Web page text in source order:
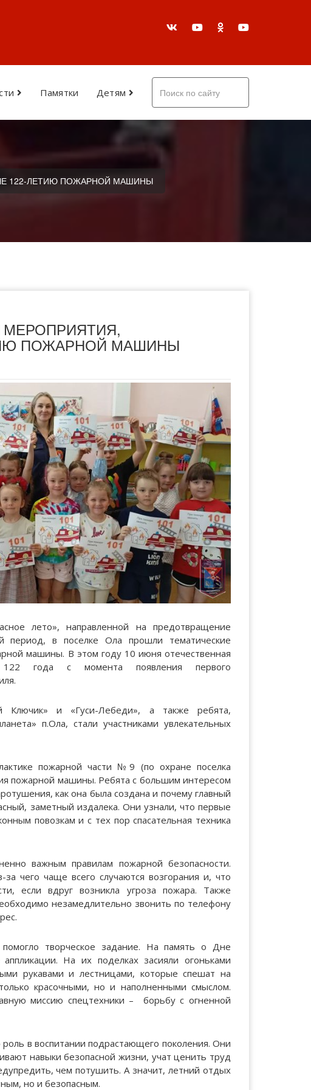
Памятки Детям
122-ЛЕТИЮ ПОЖАРНОЙ МАШИНЫ
ПОЖАРНОЙ МАШИНЫ
лето», направленной на предотвращение
период, в поселке Ола прошли тематические
машины. В этом году 10 июня отечественная
122 года с момента появления первого
Ключик» и «Гуси-Лебеди», а также ребята,
п.Ола, стали участниками увлекательных
пожарной части №9 (по охране поселка
пожарной машины. Ребята с большим интересом
как она была создана и почему главный
заметный издалека. Они узнали, что первые
повозкам и с тех пор спасательная техника
важным правилам пожарной безопасности.
чего чаще всего случаются возгорания и, что
если вдруг возникла угроза пожара. Также
незамедлительно звонить по телефону
творческое задание. На память о Дне
На их поделках засияли огоньками
рукавами и лестницами, которые спешат на
красочными, но и наполненными смыслом.
миссию спецтехники – борьбу с огненной
в воспитании подрастающего поколения. Они
навыки безопасной жизни, учат ценить труд
чем потушить. А значит, летний отдых
но и безопасным.